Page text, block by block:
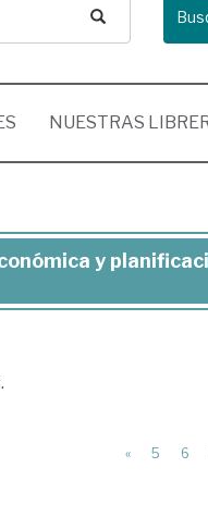
NUESTRAS
y
« 5 6